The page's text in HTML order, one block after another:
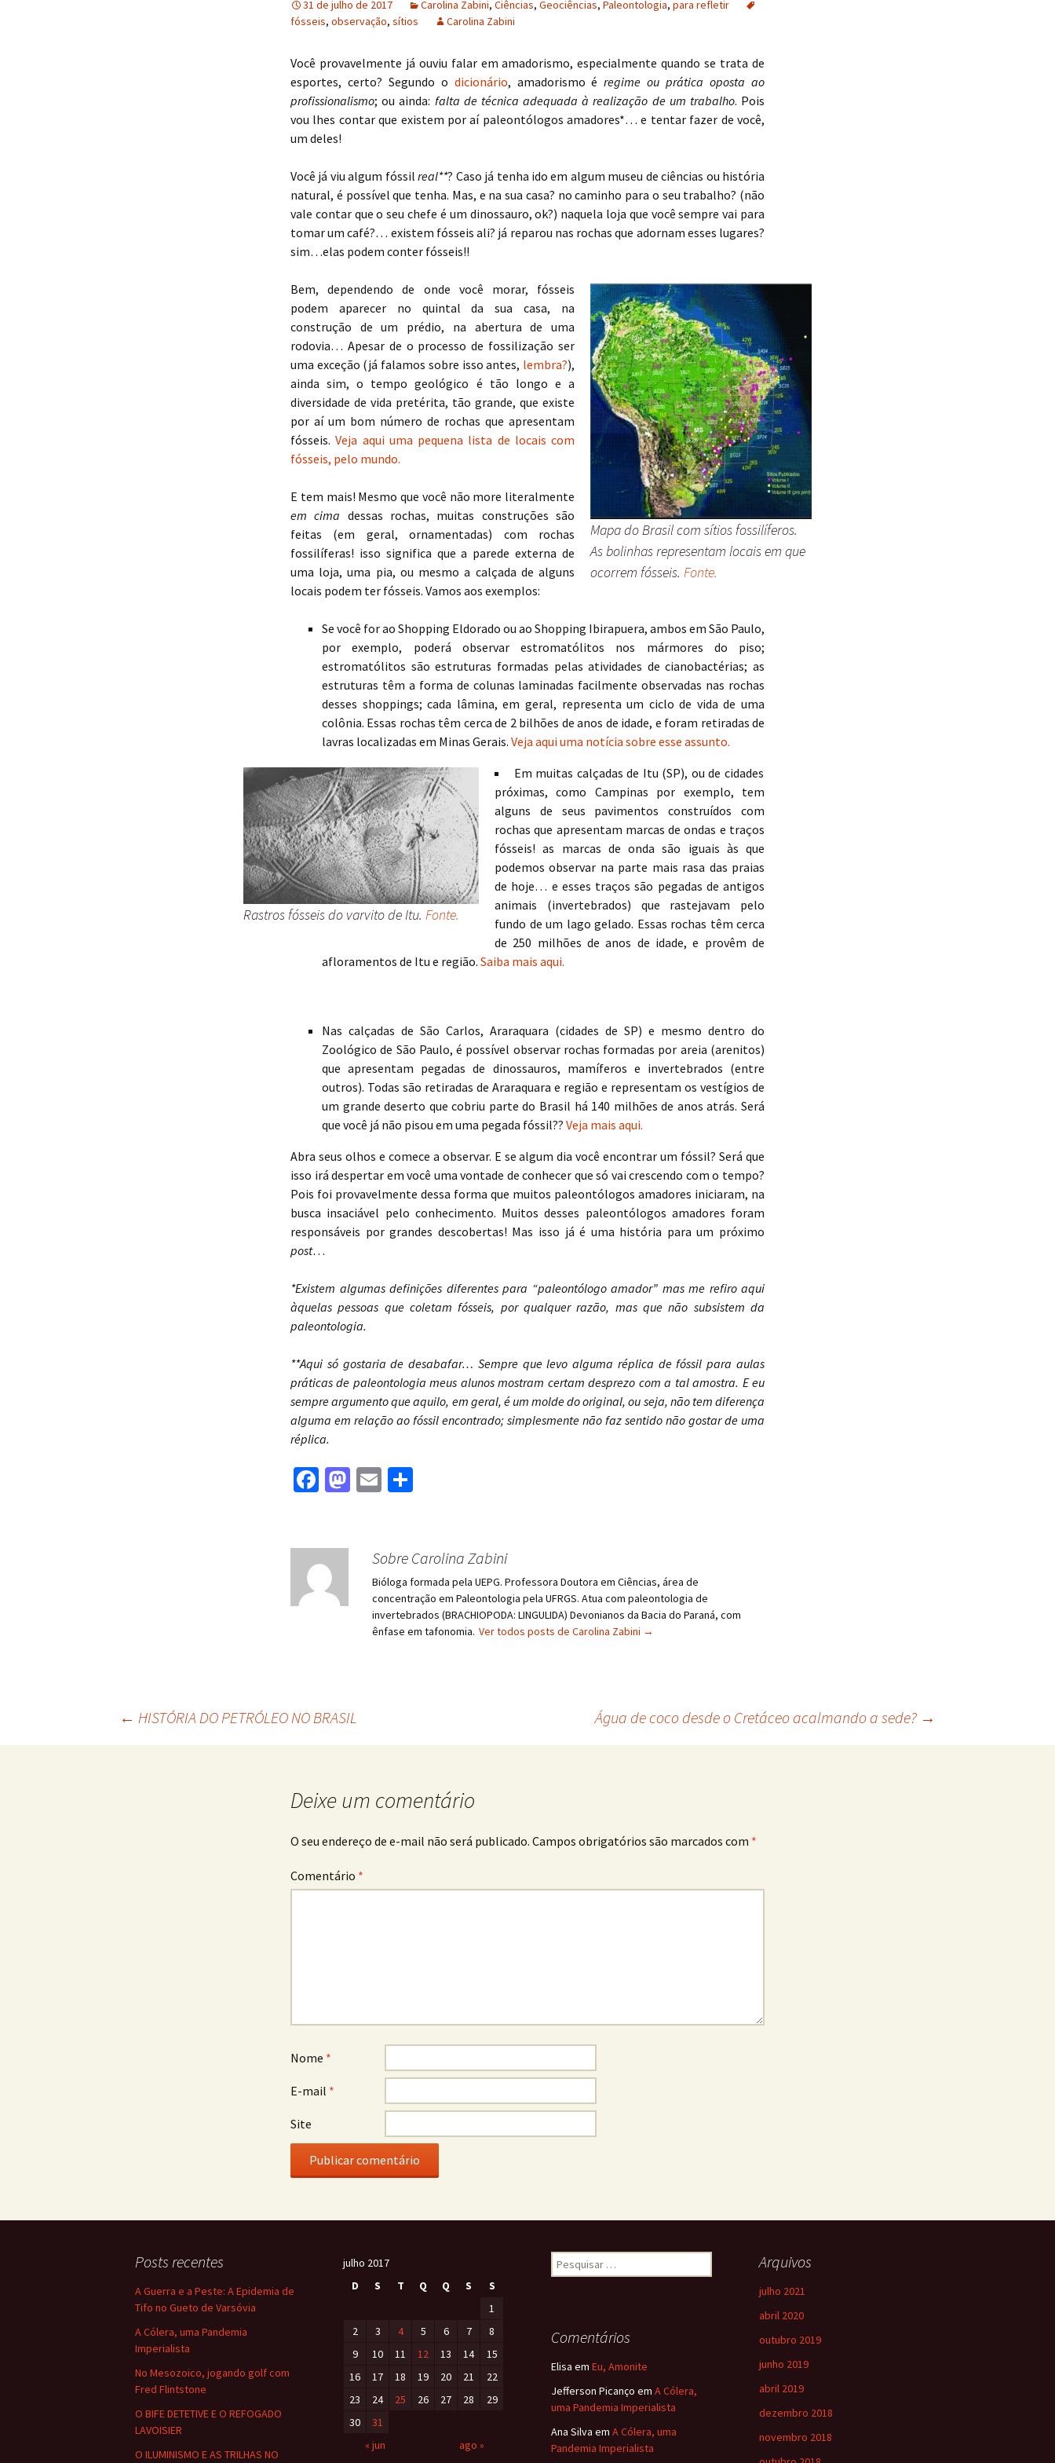
31 de julho de 2017 Carolina Zabini, Ciências, Geociências, Paleontologia, para refletir
fósseis, observação, sítios Carolina Zabini
Você provavelmente já ouviu falar em amadorismo, especialmente quando se trata de
esportes, certo? Segundo o dicionário, amadorismo éregime ou prática oposta ao
profissionalismo; ou ainda: falta de técnica adequada à realização de um trabalho. Pois
vou lhes contar que existem por aí paleontólogos amadores*… e tentar fazer de você,
um deles!
Você já viu algum fóssilreal**? Caso já tenha ido em algum museu de ciências ou história
natural, é possível que tenha. Mas, e na sua casa? no caminho para o seu trabalho? (não
vale contar que o seu chefe é um dinossauro, ok?) naquela loja que você sempre vai para
tomar um café?… existem fósseis ali? já reparou nas rochas que adornam esses lugares?
sim…elas podem conter fósseis!!
Mapa do Brasil com sítios fossilíferos.
As bolinhas representam locais em que
ocorrem fósseis. Fonte.
Bem, dependendo de onde você morar, fósseis
podem aparecer no quintal da sua casa, na
construção de um prédio, na abertura de uma
rodovia… Apesar de o processo de fossilização ser
uma exceção (já falamos sobre isso antes, lembra?),
ainda sim, o tempo geológico é tão longo e a
diversidade de vida pretérita, tão grande, que existe
por aí um bom número de rochas que apresentam
fósseis.Veja aqui uma pequena lista de locais com
fósseis, pelo mundo.
E tem mais! Mesmo que você não more literalmente
em cima dessas rochas, muitas construções são
feitas (em geral, ornamentadas) com rochas
fossilíferas! isso significa que a parede externa de
uma loja, uma pia, ou mesmo a calçada de alguns
locais podem ter fósseis. Vamos aos exemplos:
Se você for ao Shopping Eldorado ou ao Shopping Ibirapuera, ambos em São Paulo,
por exemplo, poderá observar estromatólitos nos mármores do piso;
estromatólitos são estruturas formadas pelas atividades de cianobactérias; as
estruturas têm a forma de colunas laminadas facilmente observadas nas rochas
desses shoppings; cada lâmina, em geral, representa um ciclo de vida de uma
colônia. Essas rochas têm cerca de 2 bilhões de anos de idade, e foram retiradas de
lavras localizadas em Minas Gerais. Veja aqui uma notícia sobre esse assunto.
Rastros fósseis do varvito de Itu. Fonte.
Em muitas calçadas de Itu (SP), ou de cidades
próximas, como Campinas por exemplo, tem
alguns de seus pavimentos construídos com
rochas que apresentam marcas de ondas e traços
fósseis! as marcas de onda são iguais às que
podemos observar na parte mais rasa das praias
de hoje… e esses traços são pegadas de antigos
animais (invertebrados) que rastejavam pelo
fundo de um lago gelado. Essas rochas têm cerca
de 250 milhões de anos de idade, e provêm de
afloramentos de Itu e região. Saiba mais aqui.
Nas calçadas de São Carlos, Araraquara (cidades de SP) e mesmo dentro do
Zoológico de São Paulo, é possível observar rochas formadas por areia (arenitos)
que apresentam pegadas de dinossauros, mamíferos e invertebrados (entre
outros). Todas são retiradas de Araraquara e região e representam os vestígios de
um grande deserto que cobriu parte do Brasil há 140 milhões de anos atrás. Será
que você já não pisou em uma pegada fóssil?? Veja mais aqui.
Abra seus olhos e comece a observar. E se algum dia você encontrar um fóssil? Será que
isso irá despertar em você uma vontade de conhecer que só vai crescendo com o tempo?
Pois foi provavelmente dessa forma que muitos paleontólogos amadores iniciaram, na
busca insaciável pelo conhecimento. Muitos desses paleontólogos amadores foram
responsáveis por grandes descobertas! Mas isso já é uma história para um próximo
post…
*Existem algumas definições diferentes para “paleontólogo amador” mas me refiro aqui
àquelas pessoas que coletam fósseis, por qualquer razão, mas que não subsistem da
paleontologia.
**Aqui só gostaria de desabafar… Sempre que levo alguma réplica de fóssil para aulas
práticas de paleontologia meus alunos mostram certam desprezo com a tal amostra. E eu
sempre argumento que aquilo, em geral, é um molde do original, ou seja, não tem diferença
alguma em relação ao fóssil encontrado; simplesmente não faz sentido não gostar de uma
réplica.
Fa
o
o
M E
l
e
Sobre Carolina Zabini
Bióloga formada pela UEPG. Professora Doutora em Ciências, área de
concentração em Paleontologia pela UFRGS. Atua com paleontologia de
invertebrados (BRACHIOPODA: LINGULIDA) Devonianos da Bacia do Paraná, com
ênfase em tafonomia. Ver todos posts de Carolina Zabini →
← HISTÓRIA DO PETRÓLEO NO BRASIL Água de coco desde o Cretáceo acalmando a sede? →
Deixe um comentário
O seu endereço de e-mail não será publicado. Campos obrigatórios são marcados com *
Comentário *
Nome *
E-mail *
Site
Posts recentes
A Guerra e a Peste: A Epidemia de
Tifo no Gueto de Varsóvia
A Cólera, uma Pandemia
Imperialista
No Mesozoico, jogando golf com
Fred Flintstone
O BIFE DETETIVE E O REFOGADO
LAVOISIER
O ILUMINISMO E AS TRILHAS NO
julho 2017
D
S T Q Q S
S
1
2
3 4 5 6 7
8
9
10 11 12 13 14
15
16
17 18 19 20 21
22
23
24 25 26 27 28
29
30
31
« jun
ago »
Arquivos
julho 2021
abril 2020
outubro 2019
junho 2019
abril 2019
dezembro 2018
novembro 2018
Comentários
Elisa em Eu, Amonite
Jefferson Picanço em A Cólera,
uma Pandemia Imperialista
Ana Silva em A Cólera, uma
Pandemia Imperialista